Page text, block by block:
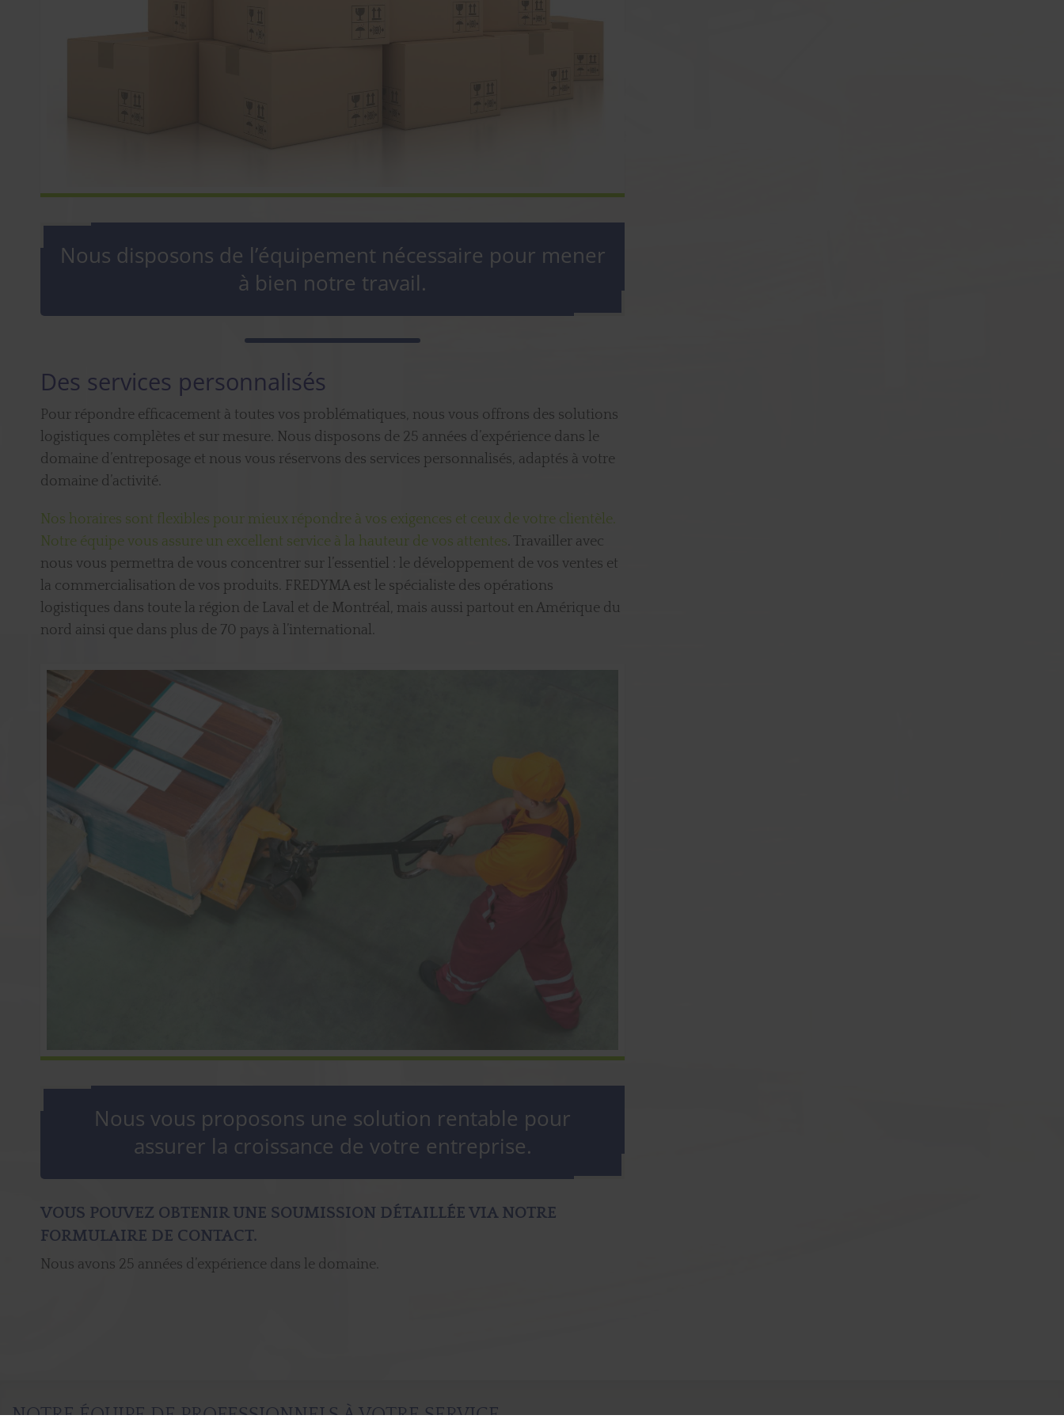
Nous disposons de l’équipement nécessaire pour mener
à bien notre travail.
Des services personnalisés
Pour répondre efficacement à toutes vos problématiques, nous vous offrons des solutions
logistiques complètes et sur mesure. Nous disposons de 25 années d’expérience dans le
domaine d’entreposage et nous vous réservons des services personnalisés, adaptés à votre
domaine d’activité.
Nos horaires sont flexibles pour mieux répondre à vos exigences et ceux de votre clientèle.
Notre équipe vous assure un excellent service à la hauteur de vos attentes . Travailler avec
nous vous permettra de vous concentrer sur l’essentiel : le développement de vos ventes et
la commercialisation de vos produits. FREDYMA est le spécialiste des opérations
logistiques dans toute la région de Laval et de Montréal, mais aussi partout en Amérique du
nord ainsi que dans plus de 70 pays à l’international.
Nous vous proposons une solution rentable pour
assurer la croissance de votre entreprise.
VOUS POUVEZ OBTENIR UNE SOUMISSION DÉTAILLÉE VIA NOTRE
FORMULAIRE DE CONTACT.
Nous avons 25 années d’expérience dans le domaine.